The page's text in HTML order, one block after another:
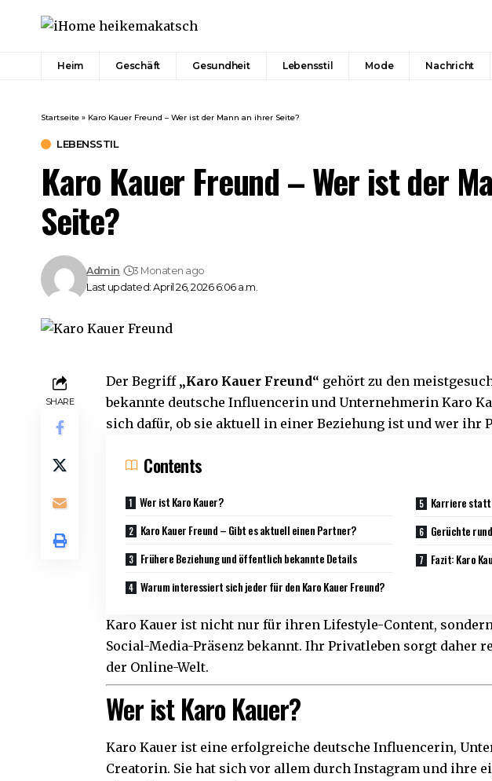
Heim Geschäft Gesundheit Lebensstil Mode Nachricht
Startseite » Karo Kauer Freund – Wer ist der Mann an ihrer Seite?
LEBENSSTIL
Karo Kauer Freund – Wer ist der
Seite?
Last updated: April 26, 2026 6:06 a.m.
Admin 3 Monaten ago
SHARE
Der Begriff „Karo Kauer Freund“ gehört zu den
bekannte deutsche Influencerin und UnternehmerinKaro
sich dafür, ob sie aktuell in einer Beziehung ist und wer ihr
Contents
Wer ist Karo Kauer?
Karo Kauer Freund – Gibt es aktuell einen Partner?
Frühere Beziehung und öffentlich bekannte Details
Warum interessiert sich jeder für den Karo Kauer Freund?
Karriere statt
Gerüchte
Fazit: Karo
Karo Kauer ist nicht nur für ihren Lifestyle-Content,
Social-Media-Präsenz bekannt. Ihr Privatleben sorgt daher
der Online-Welt.
Wer ist Karo Kauer?
Karo Kauer ist eine erfolgreiche deutsche Influencerin,
Creatorin. Sie hat sich vor allem durch Instagram und ihre